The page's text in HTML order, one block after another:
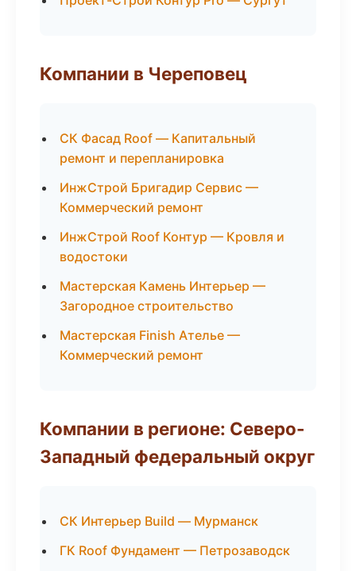
Компании в Череповец
СК Фасад Roof — Капитальный
ремонт и перепланировка
ИнжСтрой Бригадир Сервис —
Коммерческий ремонт
ИнжСтрой Roof Контур — Кровля и
водостоки
Мастерская Камень Интерьер —
Загородное строительство
Мастерская Finish Ателье —
Коммерческий ремонт
Компании в регионе: Северо-
Западный федеральный округ
СК Интерьер Build — Мурманск
ГК Roof Фундамент — Петрозаводск